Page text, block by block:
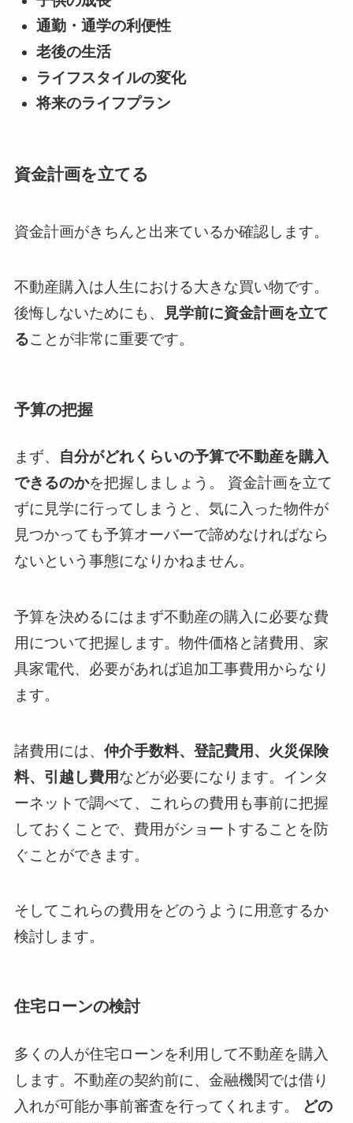
通勤・通学の利便性
老後の生活
ライフスタイルの変化
将来のライフプラン
資金計画を立てる
資金計画がきちんと出来ているか確認します。
不動産購入は人生における大きな買い物です。
後悔しないためにも、
見学前に資金計画を立て
ることが非常に重要です。
予算の把握
まず、 自分がどれくらいの予算で不動産を購入
できるのかを把握しましょう。 資金計画を立て
ずに見学に行ってしまうと、気に入った物件が
見つかっても予算オーバーで諦めなければなら
ないという事態になりかねません。
予算を決めるにはまず不動産の購入に必要な費
用について把握します。物件価格と諸費用、家
具家電代、必要があれば追加工事費用からなり
ます。
諸費用には、 仲介手数料、登記費用、火災保険
料、引越し費用などが必要になります。インタ
ーネットで調べて、これらの費用も事前に把握
しておくことで、費用がショートすることを防
ぐことができます。
そしてこれらの費用をどのうように用意するか
検討します。
住宅ローンの検討
多くの人が住宅ローンを利用して不動産を購入
します。不動産の契約前に、金融機関では借り
入れが可能か事前審査を行ってくれます。
どの